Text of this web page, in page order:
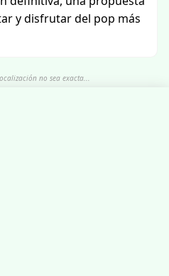
y disfrutar del pop más
no sea exacta...